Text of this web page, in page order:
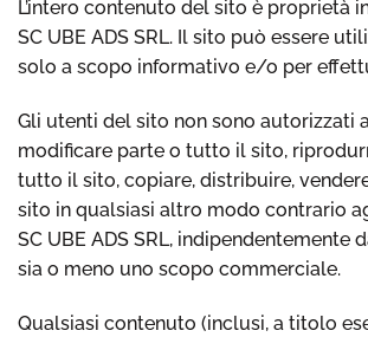
L’intero contenuto del sito è proprietà
SC UBE ADS SRL. Il sito può essere
solo a scopo informativo e/o per
Gli utenti del sito non sono autorizzati
modificare parte o tutto il sito,
tutto il sito, copiare, distribuire,
sito in qualsiasi altro modo contrario
SC UBE ADS SRL, indipendentemente
sia o meno uno scopo commerciale.
Qualsiasi contenuto (inclusi, a titolo